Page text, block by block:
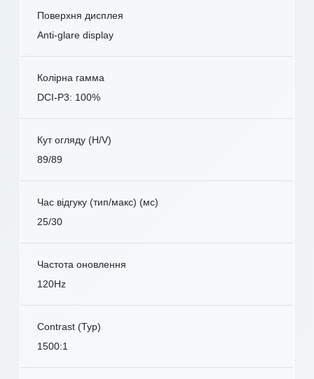
Поверхня дисплея
Anti-glare display
Колірна гамма
DCI-P3: 100%
Кут огляду (H/V)
89/89
Час відгуку (тип/макс) (мс)
25/30
Частота оновлення
120Hz
Contrast (Typ)
1500:1